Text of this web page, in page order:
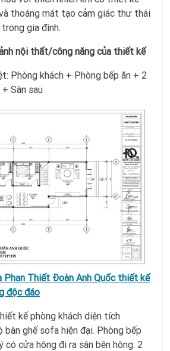
thoáng mát tạo cảm giác thư thái
gia đình.
nội thất/công năng của thiết kế
Phòng khách + Phòng bếp ăn + 2
Sân sau
Phan Thiết Đoàn Anh Quốc thiết kế
độc đáo
kế phòng khách diện tích
bàn ghế sofa hiện đại. Phòng bếp
có cửa hông đi ra sân bên hông. 2